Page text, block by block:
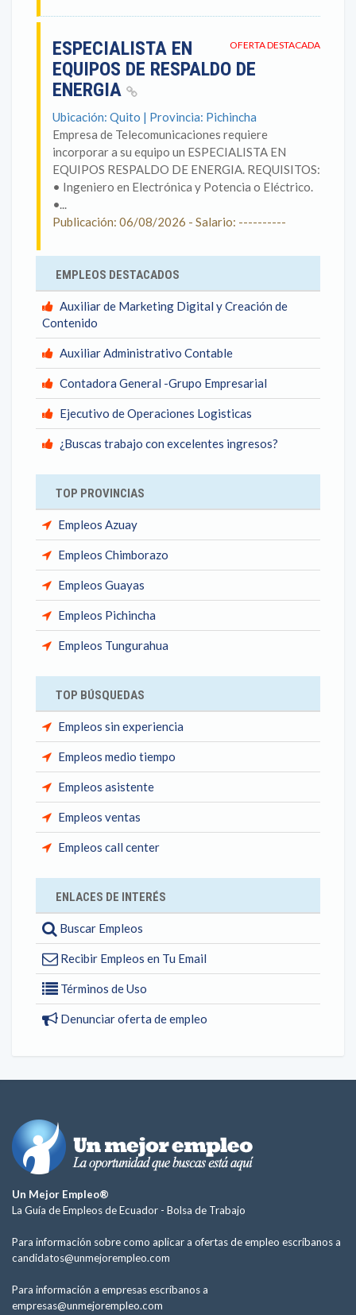
OFERTA DESTACADA
ESPECIALISTA EN
EQUIPOS DE RESPALDO DE
ENERGIA
Ubicación: Quito | Provincia: Pichincha
Empresa de Telecomunicaciones requiere
incorporar a su equipo un ESPECIALISTA EN
EQUIPOS RESPALDO DE ENERGIA. REQUISITOS:
• Ingeniero en Electrónica y Potencia o Eléctrico.
•...
Publicación: 06/08/2026 - Salario: ----------
EMPLEOS DESTACADOS
Auxiliar de Marketing Digital y Creación de
Contenido
Auxiliar Administrativo Contable
Contadora General -Grupo Empresarial
Ejecutivo de Operaciones Logisticas
¿Buscas trabajo con excelentes ingresos?
TOP PROVINCIAS
Empleos Azuay
Empleos Chimborazo
Empleos Guayas
Empleos Pichincha
Empleos Tungurahua
TOP BÚSQUEDAS
Empleos sin experiencia
Empleos medio tiempo
Empleos asistente
Empleos ventas
Empleos call center
ENLACES DE INTERÉS
Buscar Empleos
Recibir Empleos en Tu Email
Términos de Uso
Denunciar oferta de empleo
Un Mejor Empleo®
La Guía de Empleos de Ecuador - Bolsa de Trabajo
Para información sobre como aplicar a ofertas de empleo escríbanos a
candidatos@unmejorempleo.com
Para información a empresas escríbanos a
empresas@unmejorempleo.com